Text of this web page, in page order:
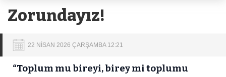
Zorundayız!
22 NİSAN 2026 ÇARŞAMBA 12:21
“Toplum mu bireyi, birey mi toplumu